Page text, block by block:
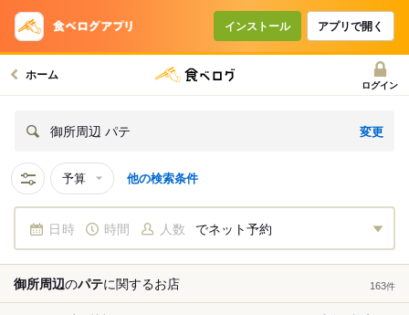
インストール アプリで開く
ホーム
ログイン
御所周辺 パテ 変更
予算 他の検索条件
日時 時間 人数 でネット予約
御所周辺のパテに関するお店 163件